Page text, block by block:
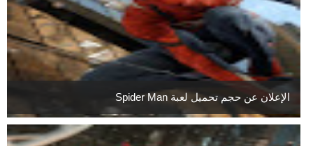
الإعلان عن حجم تحميل لعبة Spider Man